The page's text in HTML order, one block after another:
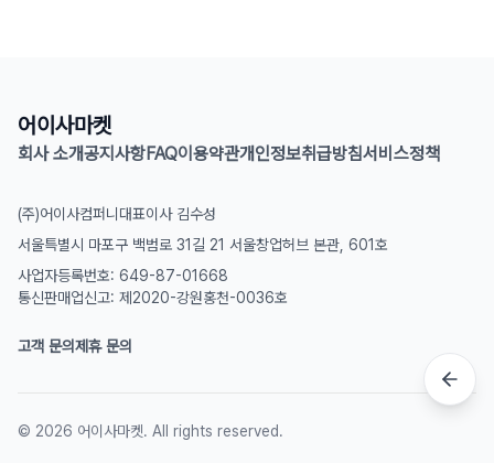
어이사마켓
회사 소개공지사항FAQ이용약관개인정보취급방침서비스정책
(주)어이사컴퍼니 대표이사 김수성
서울특별시 마포구 백범로 31길 21 서울창업허브 본관, 601호
사업자등록번호: 649-87-01668
통신판매업신고: 제2020-강원홍천-0036호
고객 문의제휴 문의
© 2026 어이사마켓. All rights reserved.